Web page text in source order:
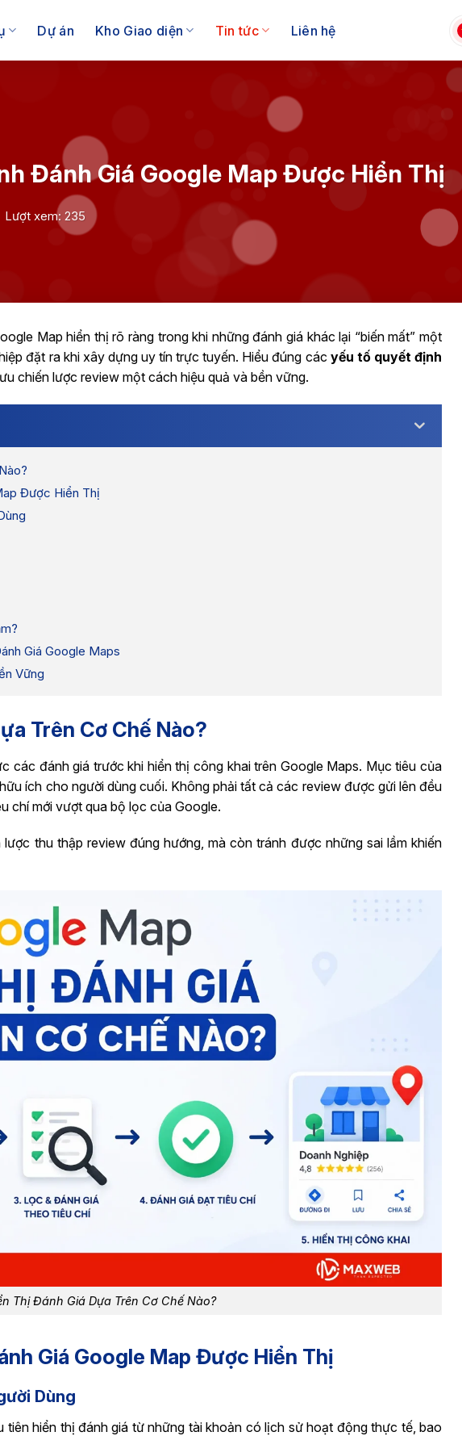
Dự án Kho Giao diện Tin tức Liên hệ
Đánh Giá Google Map Được Hiển Thị
Lượt xem: 235
Map hiển thị rõ ràng trong khi những đánh giá khác lại “biến mất” một
đặt ra khi xây dựng uy tín trực tuyến. Hiểu đúng các yếu tố quyết định
chiến lược review một cách hiệu quả và bền vững.
Được Hiển Thị
Giá Google Maps
Vững
Trên Cơ Chế Nào?
đánh giá trước khi hiển thị công khai trên Google Maps. Mục tiêu của
ích cho người dùng cuối. Không phải tất cả các review được gửi lên đều
chí mới vượt qua bộ lọc của Google.
thu thập review đúng hướng, mà còn tránh được những sai lầm khiến
Thị Đánh Giá Dựa Trên Cơ Chế Nào?
Giá Google Map Được Hiển Thị
Dùng
hiển thị đánh giá từ những tài khoản có lịch sử hoạt động thực tế, bao